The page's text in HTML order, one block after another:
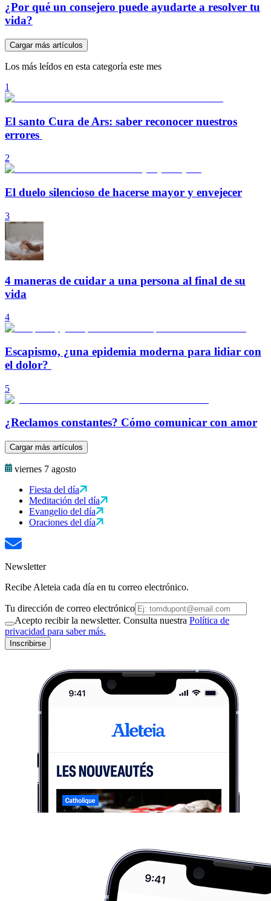
¿Por qué un consejero puede ayudarte a resolver tu
vida?
Cargar más artículos
Los más leídos en esta categoría este mes
1
El santo Cura de Ars: saber reconocer nuestros
errores
2
El duelo silencioso de hacerse mayor y envejecer
3
4 maneras de cuidar a una persona al final de su
vida
4
Escapismo, ¿una epidemia moderna para lidiar con
el dolor?
5
¿Reclamos constantes? Cómo comunicar con amor
Cargar más artículos
viernes 7 agosto
Fiesta del día
Meditación del día
Evangelio del día
Oraciones del día
Newsletter
Recibe Aleteia cada día en tu correo electrónico.
Tu dirección de correo electrónico
Acepto recibir la newsletter. Consulta nuestra Política de
privacidad para saber más.
Inscribirse